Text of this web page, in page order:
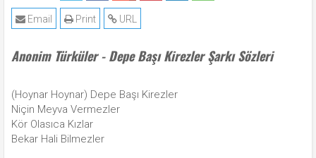
URL
Print
Email
Anonim Türküler - Depe Başı Kirezler Şarkı Sözleri
(Hoynar Hoynar) Depe Başı Kirezler
Niçin Meyva Vermezler
Kör Olasıca Kızlar
Bekar Hali Bilmezler